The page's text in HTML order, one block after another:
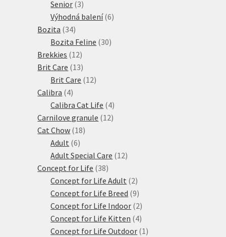
produkty
Senior 33
produkty
Výhodná balení 66
Bozita 3434
produktů
Bozita Feline 3030
Brekkies 1212
produktů
Brit Care 1313
produktů
Brit Care 1212
Calibra 44
produkty
Calibra Cat Life 44
produkty
Carnilove granule 1212
Cat Chow 1818
Adult 66
produktů
Adult Special Care 1212
Concept for Life 3838
produktů
Concept for Life Adult 22
produkty
Concept for Life Breed 99
produktů
Concept for Life Indoor 22
produkty
Concept for Life Kitten 44
produkty
Concept for Life Outdoor 1 1